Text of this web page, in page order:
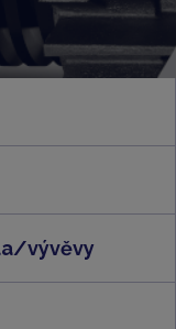
vývěvy